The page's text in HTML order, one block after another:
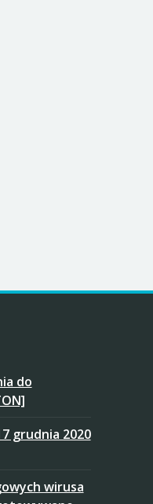
do
grudnia 2020
wirusa